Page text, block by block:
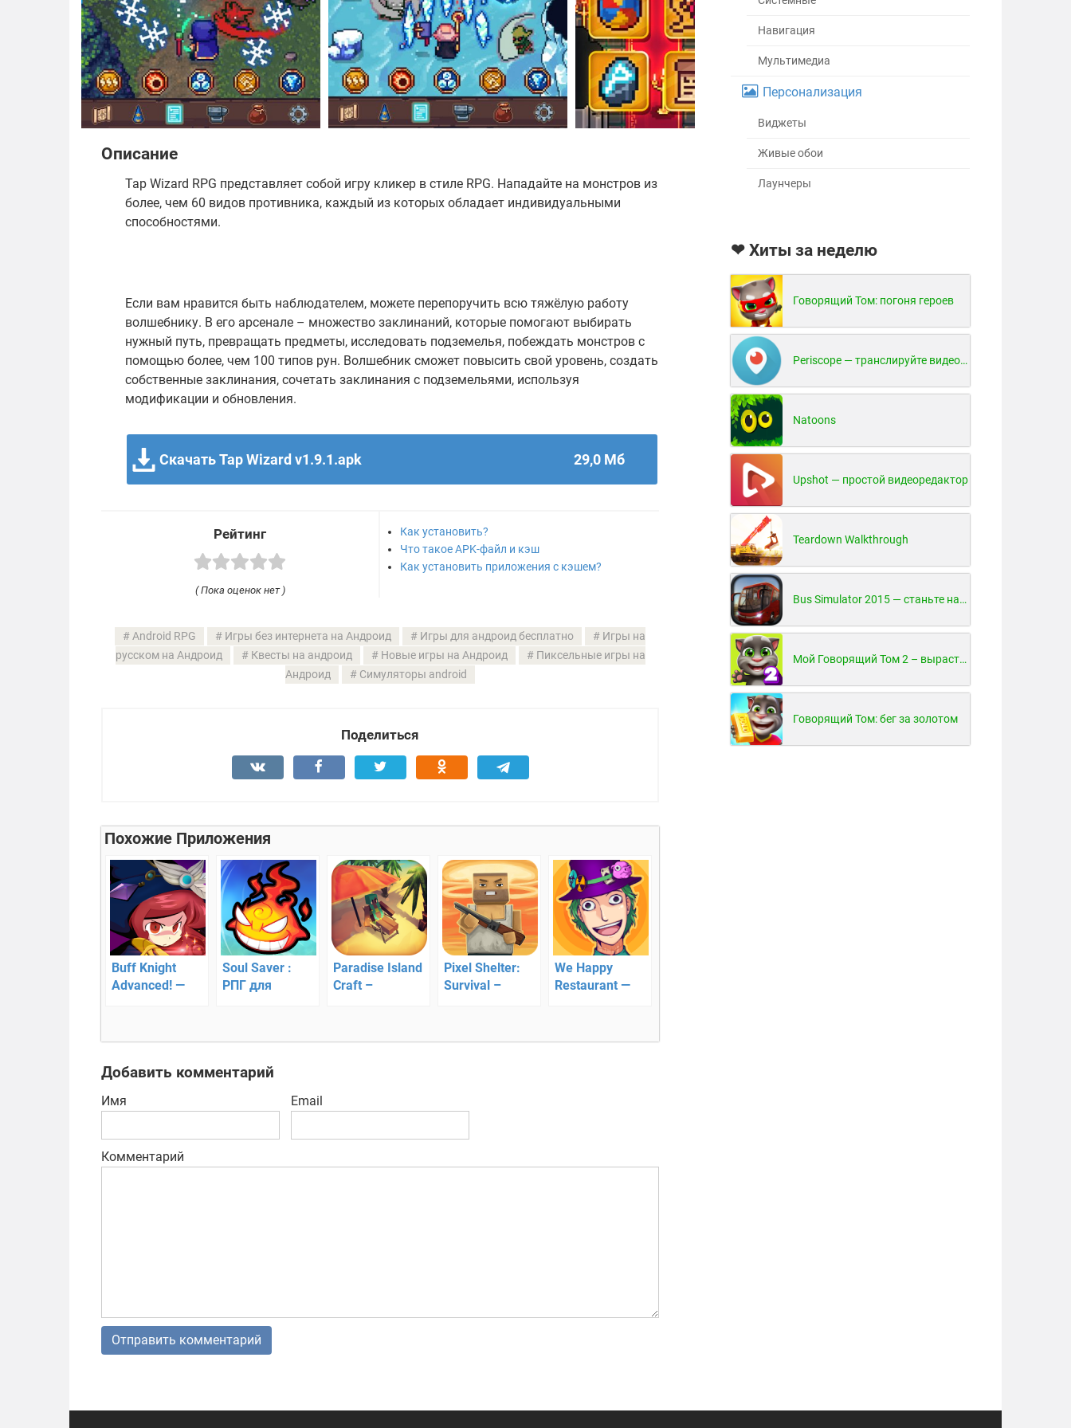
Описание
Tap Wizard RPG представляет собой игру кликер в стиле RPG. Нападайте на монстров из
более, чем 60 видов противника, каждый из которых обладает индивидуальными
способностями.
Если вам нравится быть наблюдателем, можете перепоручить всю тяжёлую работу
волшебнику. В его арсенале – множество заклинаний, которые помогают выбирать
нужный путь, превращать предметы, исследовать подземелья, побеждать монстров с
помощью более, чем 100 типов рун. Волшебник сможет повысить свой уровень, создать
собственные заклинания, сочетать заклинания с подземельями, используя
модификации и обновления.
Скачать Tap Wizard v1.9.1.apk 29,0 Мб
Рейтинг
( Пока оценок нет )
Как установить?
Что такое APK-файл и кэш
Как установить приложения с кэшем?
Android RPG Игры без интернета на Андроид Игры для андроид бесплатно
Игры на
русском на Андроид
Квесты на андроид Новые игры на Андроид
Пиксельные игры на
Андроид
Симуляторы android
Поделиться
Похожие Приложения
Buff Knight
Advanced! —
Soul Saver :
РПГ для
Paradise Island
Craft –
Pixel Shelter:
Survival –
We Happy
Restaurant —
Добавить комментарий
Имя Email
Комментарий
Навигация
Мультимедиа
Персонализация
Виджеты
Живые обои
Лаунчеры
❤ Хиты за неделю
Говорящий Том: погоня героев
Periscope — транслируйте видео в реальном времени!
Natoons
Upshot — простой видеоредактор
Teardown Walkthrough
Bus Simulator 2015 — станьте настоящим водителем автобуса!
Мой Говорящий Том 2 – вырасти и воспитай своего котенка
Говорящий Том: бег за золотом